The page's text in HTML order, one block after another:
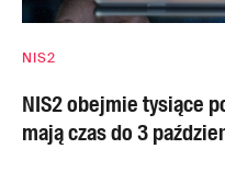
NIS2
NIS2 obejmie tysiące
mają czas do 3